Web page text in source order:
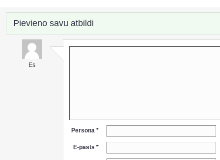
Pievieno savu atbildi
Es
Persona *
E-pasts *